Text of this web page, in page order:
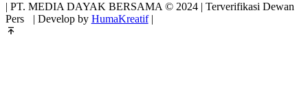
| PT. MEDIA DAYAK BERSAMA © 2024 | Terverifikasi Dewan
Pers
| Develop by HumaKreatif|